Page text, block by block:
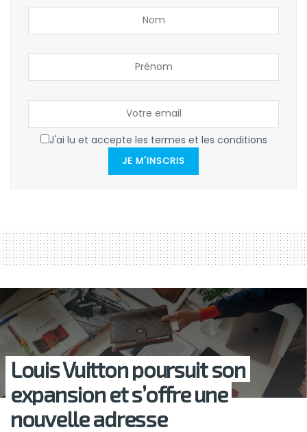
J'ai lu et accepte les termes et les conditions
JE M'INSCRIS
Louis Vuitton poursuit son
expansion et s’offre une
nouvelle adresse